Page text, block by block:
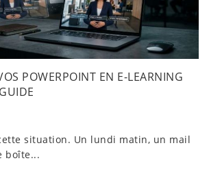
POWERPOINT EN E-LEARNING
situation. Un lundi matin, un mail
boîte...